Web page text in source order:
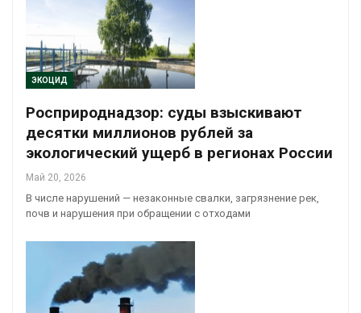
ЭКОЦИД
Росприроднадзор: суды взыскивают
десятки миллионов рублей за
экологический ущерб в регионах России
Май 20, 2026
В числе нарушений — незаконные свалки, загрязнение рек,
почв и нарушения при обращении с отходами